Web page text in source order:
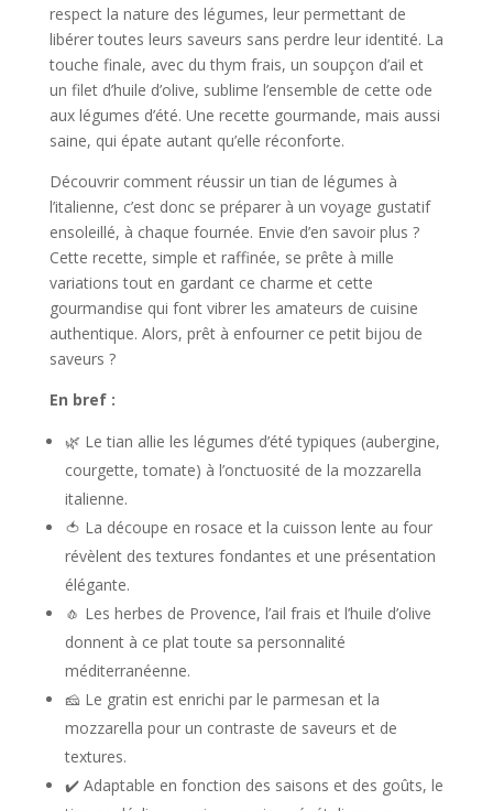
respect la nature des légumes, leur permettant de
libérer toutes leurs saveurs sans perdre leur identité. La
touche finale, avec du thym frais, un soupçon d’ail et
un filet d’huile d’olive, sublime l’ensemble de cette ode
aux légumes d’été. Une recette gourmande, mais aussi
saine, qui épate autant qu’elle réconforte.
Découvrir comment réussir un tian de légumes à
l’italienne, c’est donc se préparer à un voyage gustatif
ensoleillé, à chaque fournée. Envie d’en savoir plus ?
Cette recette, simple et raffinée, se prête à mille
variations tout en gardant ce charme et cette
gourmandise qui font vibrer les amateurs de cuisine
authentique. Alors, prêt à enfourner ce petit bijou de
saveurs ?
En bref :
🌿 Le tian allie les légumes d’été typiques (aubergine,
courgette, tomate) à l’onctuosité de la mozzarella
italienne.
🍅 La découpe en rosace et la cuisson lente au four
révèlent des textures fondantes et une présentation
élégante.
🧄 Les herbes de Provence, l’ail frais et l’huile d’olive
donnent à ce plat toute sa personnalité
méditerranéenne.
🧀 Le gratin est enrichi par le parmesan et la
mozzarella pour un contraste de saveurs et de
textures.
✔️ Adaptable en fonction des saisons et des goûts, le